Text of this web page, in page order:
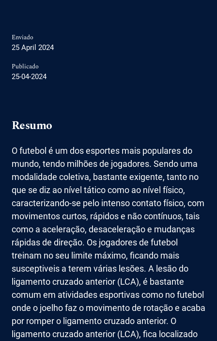
Enviado
25 April 2024
Publicado
25-04-2024
Resumo
O futebol é um dos esportes mais populares do
mundo, tendo milhões de jogadores. Sendo uma
modalidade coletiva, bastante exigente, tanto no
que se diz ao nível tático como ao nível físico,
caracterizando-se pelo intenso contato físico, com
movimentos curtos, rápidos e não contínuos, tais
como a aceleração, desaceleração e mudanças
rápidas de direção. Os jogadores de futebol
treinam no seu limite máximo, ficando mais
susceptiveis a terem várias lesões. A lesão do
ligamento cruzado anterior (LCA), é bastante
comum em atividades esportivas como no futebol
onde o joelho faz o movimento de rotação e acaba
por romper o ligamento cruzado anterior. O
ligamento cruzado anterior (LCA), fica localizado